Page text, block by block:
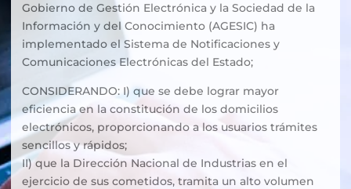
Gobierno de Gestión Electrónica y la Sociedad de la
Información y del Conocimiento (AGESIC) ha
implementado el Sistema de Notificaciones y
Comunicaciones Electrónicas del Estado;
CONSIDERANDO: I) que se debe lograr mayor
eficiencia en la constitución de los domicilios
electrónicos, proporcionando a los usuarios trámites
sencillos y rápidos;
II) que la Dirección Nacional de Industrias en el
ejercicio de sus cometidos, tramita un alto volumen